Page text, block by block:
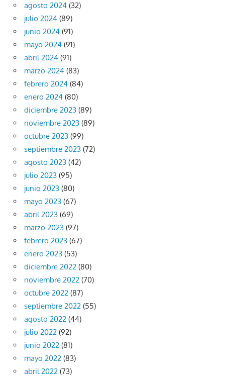
agosto 2024 (32)
julio 2024 (89)
junio 2024 (91)
mayo 2024 (91)
abril 2024 (91)
marzo 2024 (83)
febrero 2024 (84)
enero 2024 (80)
diciembre 2023 (89)
noviembre 2023 (89)
octubre 2023 (99)
septiembre 2023 (72)
agosto 2023 (42)
julio 2023 (95)
junio 2023 (80)
mayo 2023 (67)
abril 2023 (69)
marzo 2023 (97)
febrero 2023 (67)
enero 2023 (53)
diciembre 2022 (80)
noviembre 2022 (70)
octubre 2022 (87)
septiembre 2022 (55)
agosto 2022 (44)
julio 2022 (92)
junio 2022 (81)
mayo 2022 (83)
abril 2022 (73)